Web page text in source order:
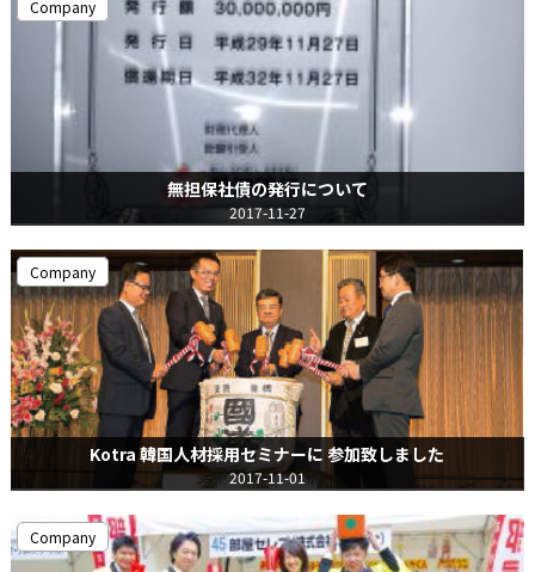
Company
無担保社債の発行について
2017-11-27
Company
Kotra 韓国人材採用セミナーに 参加致しました
2017-11-01
Company